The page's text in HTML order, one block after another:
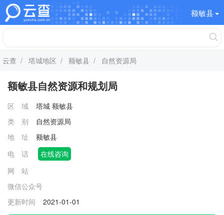
额敏县
云查 / 塔城地区 / 额敏县 / 自然资源局
额敏县自然资源和规划局
区 域 塔城 额敏县
类 别
自然资源局
地 址
额敏县
电 话
在线咨询
网 站
微信公众号
更新时间
2021-01-01